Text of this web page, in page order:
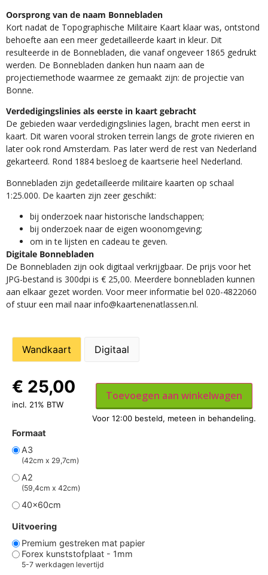
Oorsprong van de naam Bonnebladen
Kort nadat de Topographische Militaire Kaart klaar was, ontstond
behoefte aan een meer gedetailleerde kaart in kleur. Dit
resulteerde in de Bonnebladen, die vanaf ongeveer 1865 gedrukt
werden. De Bonnebladen danken hun naam aan de
projectiemethode waarmee ze gemaakt zijn: de projectie van
Bonne.
Verdedigingslinies als eerste in kaart gebracht
De gebieden waar verdedigingslinies lagen, bracht men eerst in
kaart. Dit waren vooral stroken terrein langs de grote rivieren en
later ook rond Amsterdam. Pas later werd de rest van Nederland
gekarteerd. Rond 1884 besloeg de kaartserie heel Nederland.
Bonnebladen zijn gedetailleerde militaire kaarten op schaal
1:25.000. De kaarten zijn zeer geschikt:​
​bij onderzoek naar historische landschappen;
bij onderzoek naar de eigen woonomgeving;
om in te lijsten en cadeau te geven.
Digitale Bonnebladen
De Bonnebladen zijn ook digitaal verkrijgbaar. De prijs voor het
JPG-bestand is 300dpi is € 25,00. Meerdere bonnebladen kunnen
aan elkaar gezet worden. Voor meer informatie bel 020-4822060
of stuur een mail naar info@kaartenenatlassen.nl.
Wandkaart Digitaal
Formaat
A3
(42cm x 29,7cm)
A2
(59,4cm x 42cm)
40x60cm
Uitvoering
Premium gestreken mat papier
Forex kunststofplaat - 1mm
5-7 werkdagen levertijd
€ 25,00
incl. 21% BTW
Toevoegen aan winkelwagen